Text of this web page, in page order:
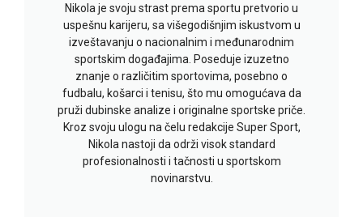
Nikola je svoju strast prema sportu pretvorio u
uspešnu karijeru, sa višegodišnjim iskustvom u
izveštavanju o nacionalnim i međunarodnim
sportskim događajima. Poseduje izuzetno
znanje o različitim sportovima, posebno o
fudbalu, košarci i tenisu, što mu omogućava da
pruži dubinske analize i originalne sportske priče.
Kroz svoju ulogu na čelu redakcije Super Sport,
Nikola nastoji da održi visok standard
profesionalnosti i tačnosti u sportskom
novinarstvu.